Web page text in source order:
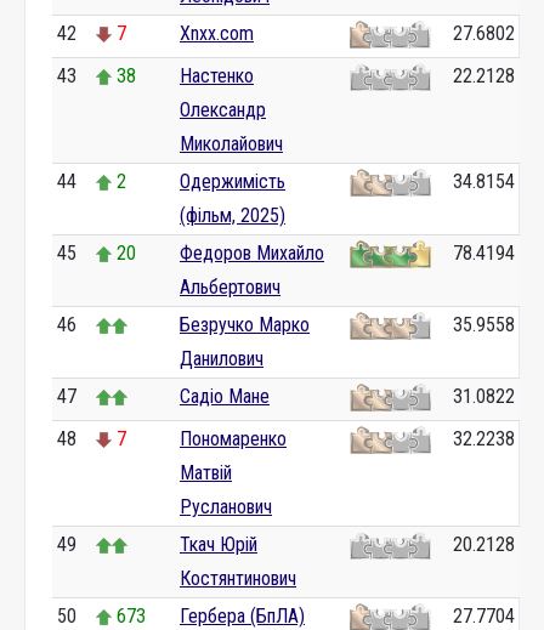
42
7 Xnxx.com
27.6802
43
38
Настенко
Олександр
Миколайович
22.2128
44 2
Одержимість
(фільм, 2025)
34.8154
45 20
Федоров Михайло
Альбертович
78.4194
46
Безручко Марко
Данилович
35.9558
47 Садіо Мане
31.0822
48
7
Пономаренко
Матвій
Русланович
32.2238
49
Ткач Юрій
Костянтинович
20.2128
50 673 Гербера (БпЛА)
27.7704